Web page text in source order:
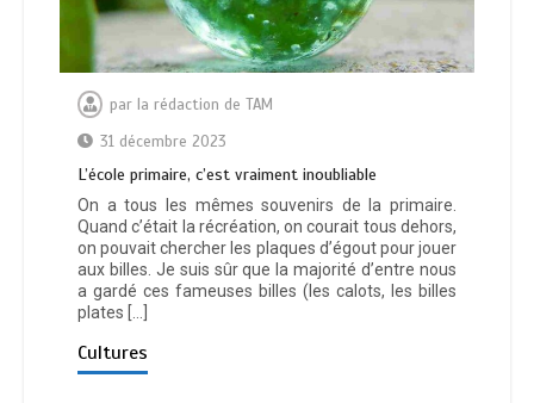
par la rédaction de TAM
31 décembre 2023
L’école primaire, c’est vraiment inoubliable
On a tous les mêmes souvenirs de la primaire.
Quand c’était la récréation, on courait tous dehors,
on pouvait chercher les plaques d’égout pour jouer
aux billes. Je suis sûr que la majorité d’entre nous
a gardé ces fameuses billes (les calots, les billes
plates […]
Cultures